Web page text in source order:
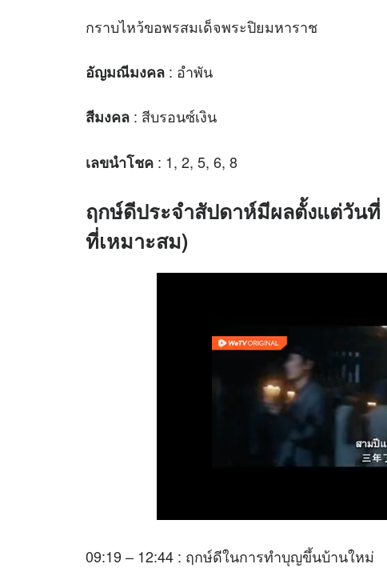
กราบไหว้ขอพรสมเด็จพระปิยมหาราช
อัญมณีมงคล : อำพัน
สีมงคล : สีบรอนซ์เงิน
เลขนำโชค : 1, 2, 5, 6, 8
ฤกษ์ดีประจำสัปดาห์มีผลตั้งแต่วันที่
ที่เหมาะสม)
09:19 – 12:44 : ฤกษ์ดีในการทำบุญขึ้นบ้านใหม่